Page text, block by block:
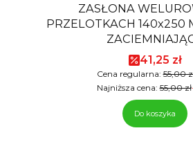
ZASŁONA
PRZELOTKACH 140x250
Cena
41,25 zł
Cena regularna: 55,00
Najniższa cena: 55,00 zł
Do koszyka